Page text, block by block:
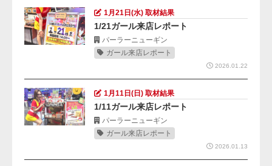
1月21日(水) 取材結果
1/21ガール来店レポート
パーラーニューギン
ガール来店レポート
2026.01.22
1月11日(日) 取材結果
1/11ガール来店レポート
パーラーニューギン
ガール来店レポート
2026.01.13